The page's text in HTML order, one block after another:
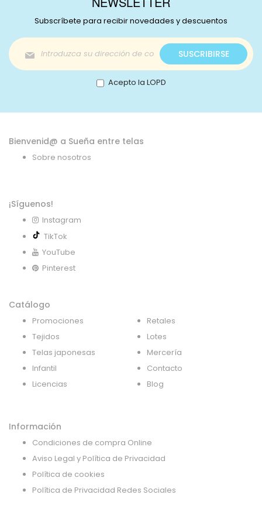
Subscríbete para recibir novedades y descuentos
Inscríbase
a
nuestro
boletín
de
SUSCRIBIRSE
Acepto la LOPD
Bienvenid@ a Sueña entre telas
Sobre nosotros
¡Síguenos!
Instagram
TikTok
YouTube
Pinterest
Catálogo
Promociones
Tejidos
Telas japonesas
Infantil
Licencias
Retales
Lotes
Mercería
Contacto
Blog
Información
Condiciones de compra Online
Aviso Legal y Política de Privacidad
Política de cookies
Política de Privacidad Redes Sociales